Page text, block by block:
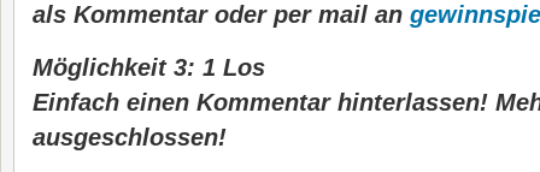
als Kommentar oder per mail an
Möglichkeit 3: 1 Los
Einfach einen Kommentar hinterlassen!
ausgeschlossen!